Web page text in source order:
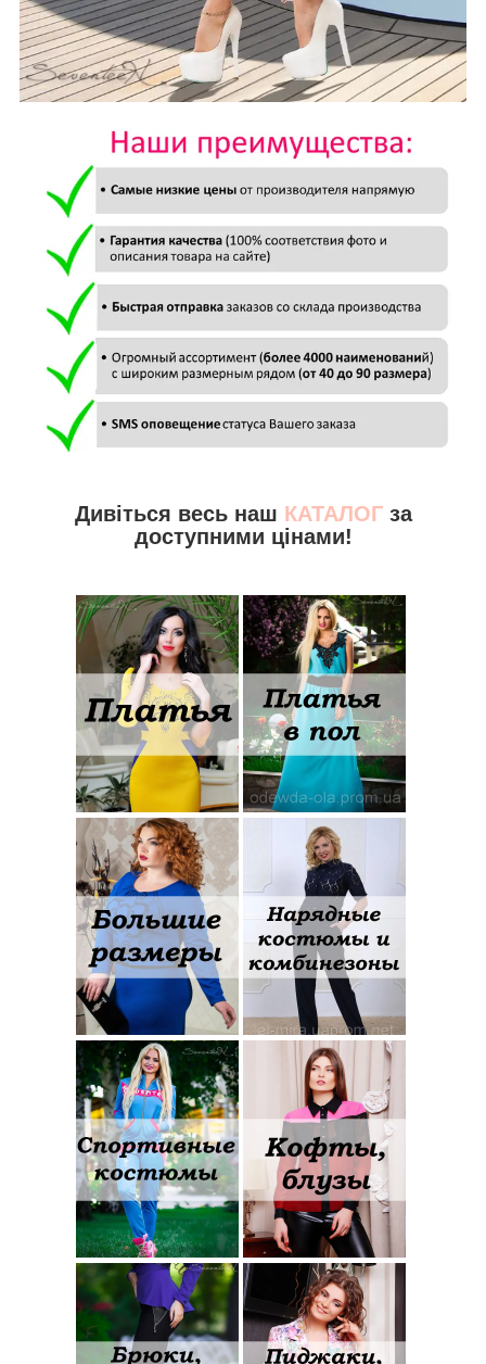
Дивіться весь наш КАТАЛОГза
доступними цінами!